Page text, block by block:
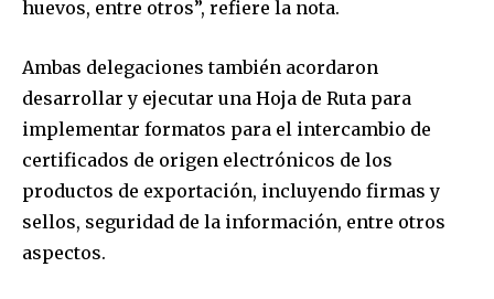
huevos, entre otros”, refiere la nota.
Ambas delegaciones también acordaron
desarrollar y ejecutar una Hoja de Ruta para
implementar formatos para el intercambio de
certificados de origen electrónicos de los
productos de exportación, incluyendo firmas y
sellos, seguridad de la información, entre otros
aspectos.